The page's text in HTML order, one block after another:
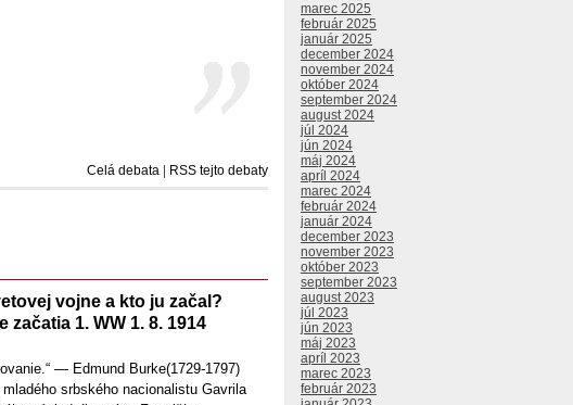
Celá debata RSS tejto debaty
vojne a kto ju začal?
1. WW 1. 8. 1914
— Edmund Burke(1729-1797)
srbského nacionalistu Gavrila
marec 2025
február 2025
január 2025
december 2024
november 2024
október 2024
september 2024
august 2024
júl 2024
jún 2024
máj 2024
apríl 2024
marec 2024
február 2024
január 2024
december 2023
november 2023
október 2023
september 2023
august 2023
júl 2023
jún 2023
máj 2023
apríl 2023
marec 2023
február 2023